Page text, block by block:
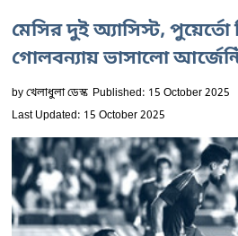
মেসির দুই অ্যাসিস্ট,
গোলবন্যায় ভাসালো
byখেলাধুলা ডেস্ক Published: 15 October 2025
Last Updated: 15 October 2025